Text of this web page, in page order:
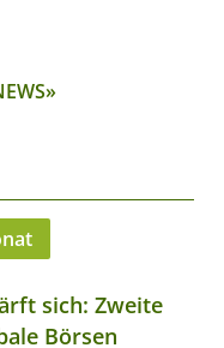
sich: Zweite
Börsen